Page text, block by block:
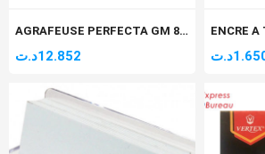
AGRAFEUSE PERFECTA GM 8718
12.852د.ت د.ت